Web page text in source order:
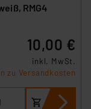
RMG4
10,00 €
inkl. MwSt.
zu Versandkosten